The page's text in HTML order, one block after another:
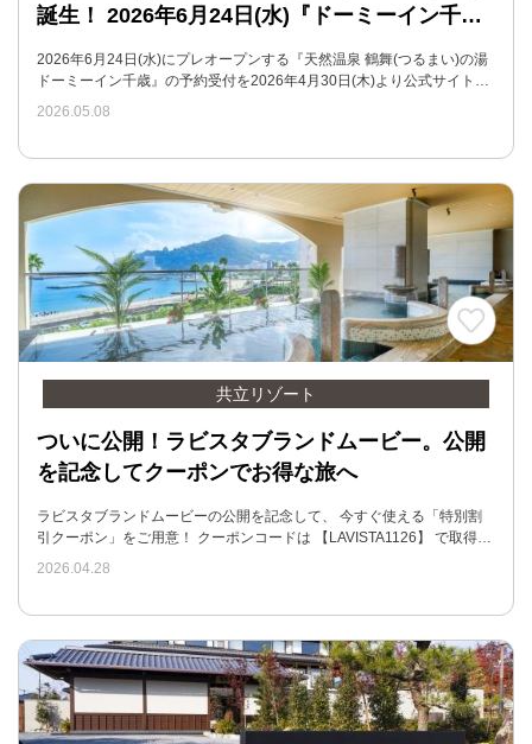
誕生！ 2026年6月24日(水)『ドーミーイン千…
2026年6月24日(水)にプレオープンする『天然温泉 鶴舞(つるまい)の湯
ドーミーイン千歳』の予約受付を2026年4月30日(木)より公式サイト…
2026.05.08
共立リゾート
ついに公開！ラビスタブランドムービー。公開
を記念してクーポンでお得な旅へ
ラビスタブランドムービーの公開を記念して、 今すぐ使える「特別割
引クーポン」をご用意！ クーポンコードは 【LAVISTA1126】 で取得…
2026.04.28